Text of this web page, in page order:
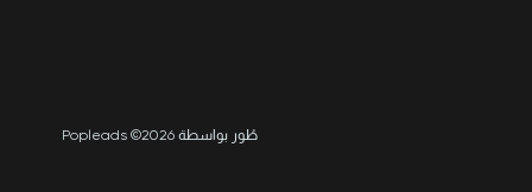
طُور بواسطة Popleads ©2026